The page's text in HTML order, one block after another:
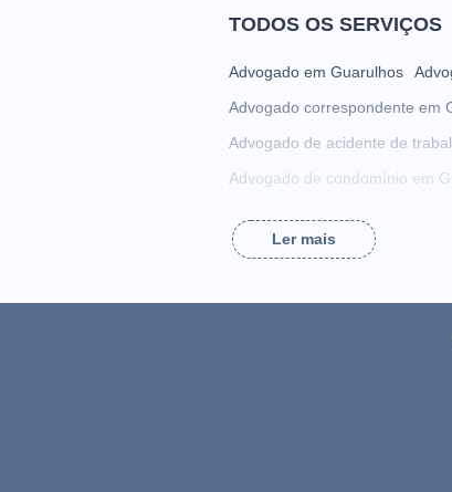
TODOS OS SERVIÇOS
Advogado em Guarulhos
Advogado correspondente em
Advogado de acidente de
Advogado de condomínio em
Advogado de estelionato em
Ler mais